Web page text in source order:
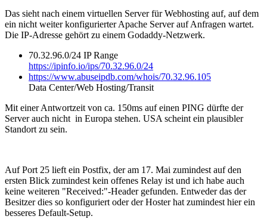
Das sieht nach einem virtuellen Server für Webhosting auf, auf dem
ein nicht weiter konfigurierter Apache Server auf Anfragen wartet.
Die IP-Adresse gehört zu einem Godaddy-Netzwerk.
70.32.96.0/24 IP Range
https://ipinfo.io/ips/70.32.96.0/24
https://www.abuseipdb.com/whois/70.32.96.105
Data Center/Web Hosting/Transit
Mit einer Antwortzeit von ca. 150ms auf einen PING dürfte der
Server auch nicht in Europa stehen. USA scheint ein plausibler
Standort zu sein.
Auf Port 25 lieft ein Postfix, der am 17. Mai zumindest auf den
ersten Blick zumindest kein offenes Relay ist und ich habe auch
keine weiteren "Received:"-Header gefunden. Entweder das der
Besitzer dies so konfiguriert oder der Hoster hat zumindest hier ein
besseres Default-Setup.